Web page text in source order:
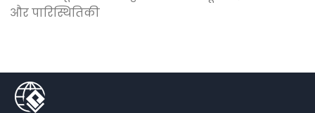
और पारिस्थितिकी